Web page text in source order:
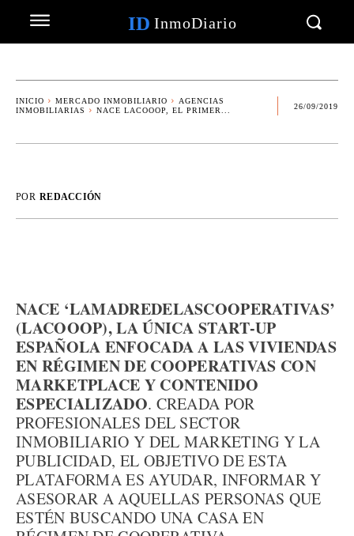
ID InmoDiario
INICIO MERCADO INMOBILIARIO
AGENCIAS
INMOBILIARIAS
NACE LACOOOP, EL PRIMER...
26/09/2019
POR REDACCIÓN
NACE ‘LAMADREDELASCOOPERATIVAS’
(LACOOOP), LA ÚNICA START-UP
ESPAÑOLA ENFOCADA A LAS VIVIENDAS
EN RÉGIMEN DE COOPERATIVAS CON
MARKETPLACE Y CONTENIDO
ESPECIALIZADO. CREADA POR
PROFESIONALES DEL SECTOR
INMOBILIARIO Y DEL MARKETING Y LA
PUBLICIDAD, EL OBJETIVO DE ESTA
PLATAFORMA ES AYUDAR, INFORMAR Y
ASESORAR A AQUELLAS PERSONAS QUE
ESTÉN BUSCANDO UNA CASA EN